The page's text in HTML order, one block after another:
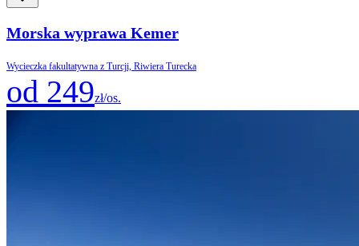
Morska wyprawa Kemer
Wycieczka fakultatywna z Turcji, Riwiera Turecka
od 249zł/os.